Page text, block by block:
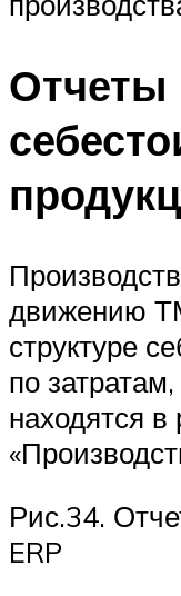
Отчеты
движению
структуре
по затратам,
находятся в
Рис.34.
ERP